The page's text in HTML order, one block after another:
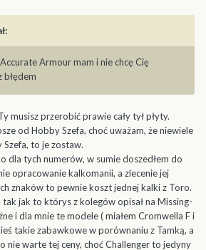
Armour mam i nie chcę Cię
błędem
musisz przerobić prawie cały tył płyty.
od Hobby Szefa, choć uważam, że niewiele
Szefa, to je zostaw.
dla tych numerów, w sumie doszedłem do
opracowanie kalkomanii, a zlecenie jej
znaków to pewnie koszt jednej kalki z Toro.
tak jak to którys z kolegów opisał na Missing-
i dla mnie te modele ( miałem Cromwella F i
takie zabawkowe w porównaniu z Tamką, a
nie warte tej ceny, choć Challenger to jedyny